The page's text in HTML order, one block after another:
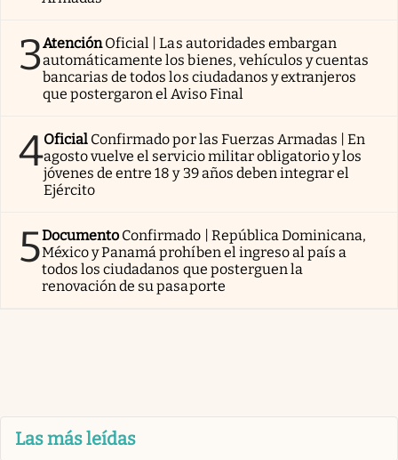
3AtenciónOficial | Las autoridades embargan
automáticamente los bienes, vehículos y cuentas
bancarias de todos los ciudadanos y extranjeros
que postergaron el Aviso Final
4Oficial Confirmado por las Fuerzas Armadas | En
agosto vuelve el servicio militar obligatorio y los
jóvenes de entre 18 y 39 años deben integrar el
Ejército
5Documento Confirmado | República Dominicana,
México y Panamá prohíben el ingreso al país a
todos los ciudadanos que posterguen la
renovación de su pasaporte
Las más leídas